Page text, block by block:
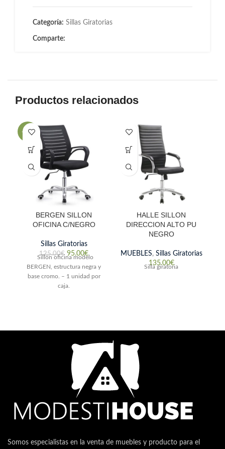
Categoría: Sillas Giratorias
Comparte:
Productos relacionados
-24%
BERGEN SILLON
OFICINA C/NEGRO
Sillas Giratorias
125.00€ 95.00€
Sillón oficina modelo
BERGEN, estructura negra y
base cromo. – 1 unidad por
caja.
HALLE SILLON
DIRECCION ALTO PU
NEGRO
MUEBLES, Sillas Giratorias
135.00€
Silla giratoria
Somos especialistas en la venta de muebles y producto para el